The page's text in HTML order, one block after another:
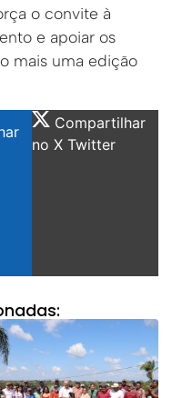
o convite à
e apoiar os
mais uma edição
Compartilhar
no X Twitter